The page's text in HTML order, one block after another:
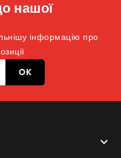
нашої
інформацію про
